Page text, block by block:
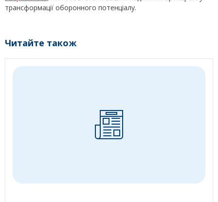
трансформації оборонного потенціалу.
Читайте також